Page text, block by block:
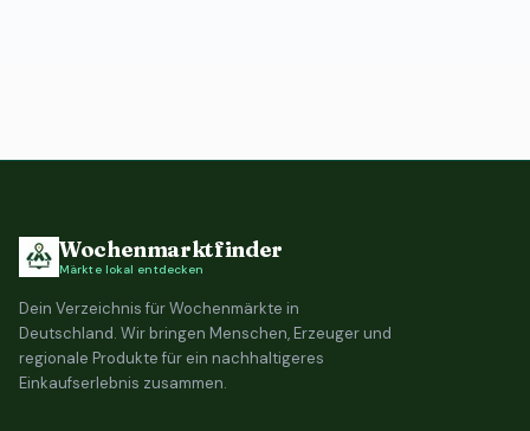
Wochenmarktfinder
Märkte lokal entdecken
Dein Verzeichnis für Wochenmärkte in
Deutschland. Wir bringen Menschen, Erzeuger und
regionale Produkte für ein nachhaltigeres
Einkaufserlebnis zusammen.